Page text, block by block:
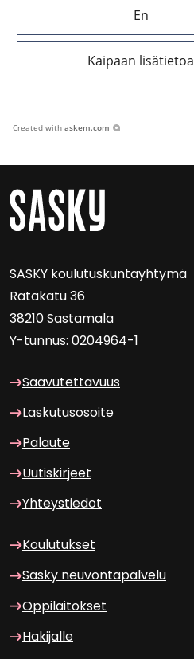
En
Kaipaan lisätietoa
Created with askem.com
SASKY kou­lu­tus­kun­tayh­ty­mä
Ra­ta­ka­tu 36
38210 Sas­ta­ma­la
Y-​tunnus: 0204964-1
Saa­vu­tet­ta­vuus
Las­ku­tuso­soi­te
Pa­lau­te
Uu­tis­kir­jeet
Yh­teys­tie­dot
Kou­lu­tuk­set
Sasky neu­von­ta­pal­ve­lu
Op­pi­lai­tok­set
Ha­ki­jal­le